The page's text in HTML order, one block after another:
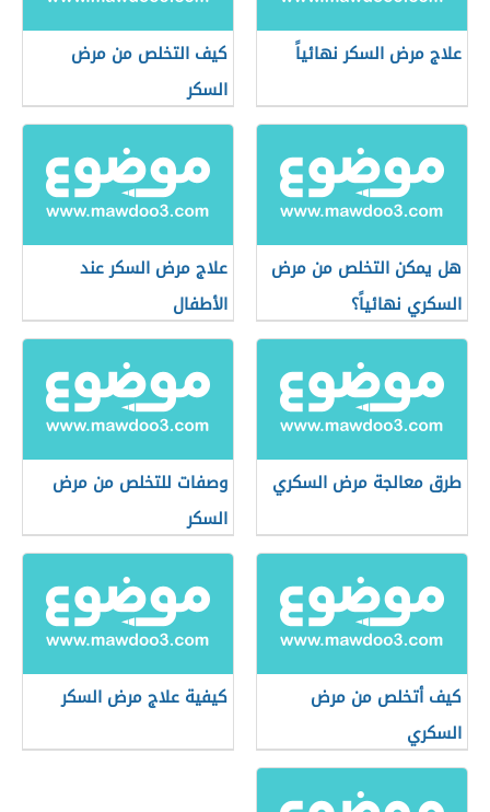
علاج مرض السكر نهائياً
كيف التخلص من مرض
السكر
هل يمكن التخلص من مرض
السكري نهائياً؟
علاج مرض السكر عند
الأطفال
طرق معالجة مرض السكري
وصفات للتخلص من مرض
السكر
كيف أتخلص من مرض
السكري
كيفية علاج مرض السكر